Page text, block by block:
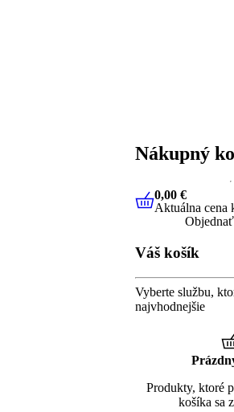
Nákupný
0,00 €
0,00 €
Aktuálna cena
Váš košík
Vyberte službu,
najvhodnejšie
Produkty, ktoré
košíka sa